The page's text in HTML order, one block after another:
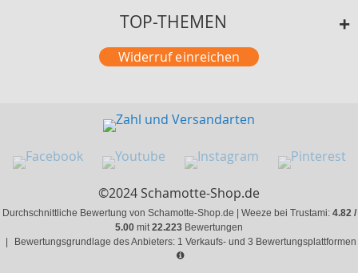
TOP-THEMEN
Widerruf einreichen
©2024 Schamotte-Shop.de
Durchschnittliche Bewertung von Schamotte-Shop.de | Weeze bei Trustami: 4.82 /
5.00 mit22.223 Bewertungen
Bewertungsgrundlage des Anbieters: 1 Verkaufs- und 3 Bewertungsplattformen